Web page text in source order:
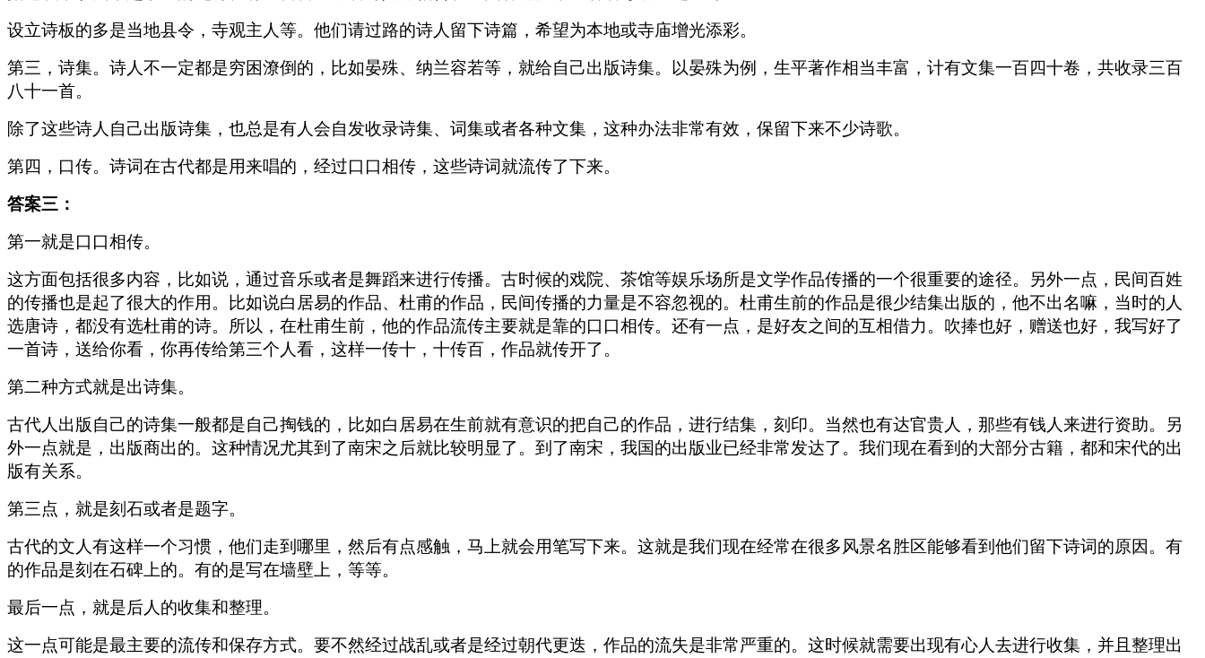
设立诗板的多是当地县令，寺观主人等。他们请过路的诗人留下诗篇，希望为本地或寺庙增光添彩。
第三，诗集。诗人不一定都是穷困潦倒的，比如晏殊、纳兰容若等，就给自己出版诗集。以晏殊为例，生平著作相当丰富，计有文集一百四十卷，共收录三百
八十一首。
除了这些诗人自己出版诗集，也总是有人会自发收录诗集、词集或者各种文集，这种办法非常有效，保留下来不少诗歌。
第四，口传。诗词在古代都是用来唱的，经过口口相传，这些诗词就流传了下来。
答案三：
第一就是口口相传。
这方面包括很多内容，比如说，通过音乐或者是舞蹈来进行传播。古时候的戏院、茶馆等娱乐场所是文学作品传播的一个很重要的途径。另外一点，民间百姓
的传播也是起了很大的作用。比如说白居易的作品、杜甫的作品，民间传播的力量是不容忽视的。杜甫生前的作品是很少结集出版的，他不出名嘛，当时的人
选唐诗，都没有选杜甫的诗。所以，在杜甫生前，他的作品流传主要就是靠的口口相传。还有一点，是好友之间的互相借力。吹捧也好，赠送也好，我写好了
一首诗，送给你看，你再传给第三个人看，这样一传十，十传百，作品就传开了。
第二种方式就是出诗集。
古代人出版自己的诗集一般都是自己掏钱的，比如白居易在生前就有意识的把自己的作品，进行结集，刻印。当然也有达官贵人，那些有钱人来进行资助。另
外一点就是，出版商出的。这种情况尤其到了南宋之后就比较明显了。到了南宋，我国的出版业已经非常发达了。我们现在看到的大部分古籍，都和宋代的出
版有关系。
第三点，就是刻石或者是题字。
古代的文人有这样一个习惯，他们走到哪里，然后有点感触，马上就会用笔写下来。这就是我们现在经常在很多风景名胜区能够看到他们留下诗词的原因。有
的作品是刻在石碑上的。有的是写在墙壁上，等等。
最后一点，就是后人的收集和整理。
这一点可能是最主要的流传和保存方式。要不然经过战乱或者是经过朝代更迭，作品的流失是非常严重的。这时候就需要出现有心人去进行收集，并且整理出